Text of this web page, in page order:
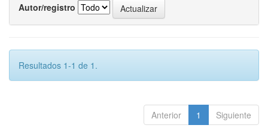
Autor/registro
Resultados 1-1 de 1.
Anterior 1 Siguiente